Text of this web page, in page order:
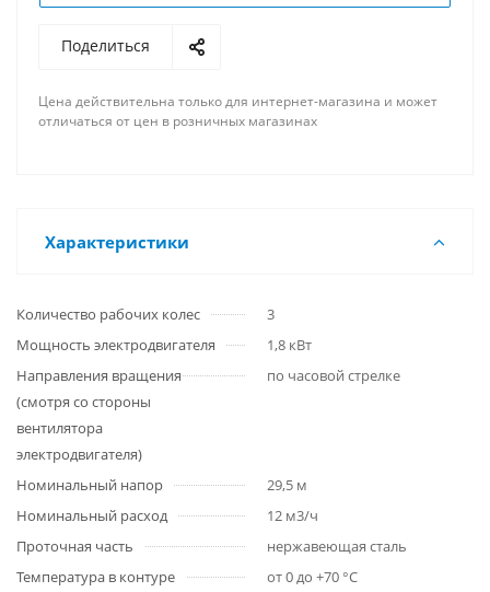
Поделиться
Цена действительна только для интернет-магазина и может
отличаться от цен в розничных магазинах
Характеристики
Количество рабочих колес
3
Мощность электродвигателя
1,8 кВт
Направления вращения
(смотря со стороны
вентилятора
электродвигателя)
по часовой стрелке
Номинальный напор
29,5 м
Номинальный расход
12 м3/ч
Проточная часть
нержавеющая сталь
Температура в контуре
от 0 до +70 °C